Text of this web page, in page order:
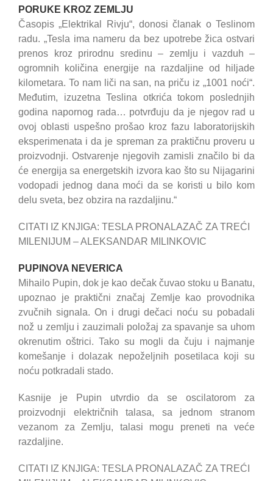
PORUKE KROZ ZEMLJU
Časopis „Elektrikal Rivju“, donosi članak o Teslinom
radu. „Tesla ima nameru da bez upotrebe žica ostvari
prenos kroz prirodnu sredinu – zemlju i vazduh –
ogromnih količina energije na razdaljine od hiljade
kilometara. To nam liči na san, na priču iz „1001 noći“.
Međutim, izuzetna Teslina otkrića tokom poslednjih
godina napornog rada… potvrđuju da je njegov rad u
ovoj oblasti uspešno prošao kroz fazu laboratorijskih
eksperimenata i da je spreman za praktičnu proveru u
proizvodnji. Ostvarenje njegovih zamisli značilo bi da
će energija sa energetskih izvora kao što su Nijagarini
vodopadi jednog dana moći da se koristi u bilo kom
delu sveta, bez obzira na razdaljinu.“
CITATI IZ KNJIGA: TESLA PRONALAZAČ ZA TREĆI
MILENIJUM – ALEKSANDAR MILINKOVIC
PUPINOVA NEVERICA
Mihailo Pupin, dok je kao dečak čuvao stoku u Banatu,
upoznao je praktični značaj Zemlje kao provodnika
zvučnih signala. On i drugi dečaci noću su pobadali
nož u zemlju i zauzimali položaj za spavanje sa uhom
okrenutim oštrici. Tako su mogli da čuju i najmanje
komešanje i dolazak nepoželjnih posetilaca koji su
noću potkradali stado.
Kasnije je Pupin utvrdio da se oscilatorom za
proizvodnji električnih talasa, sa jednom stranom
vezanom za Zemlju, talasi mogu preneti na veće
razdaljine.
CITATI IZ KNJIGA: TESLA PRONALAZAČ ZA TREĆI